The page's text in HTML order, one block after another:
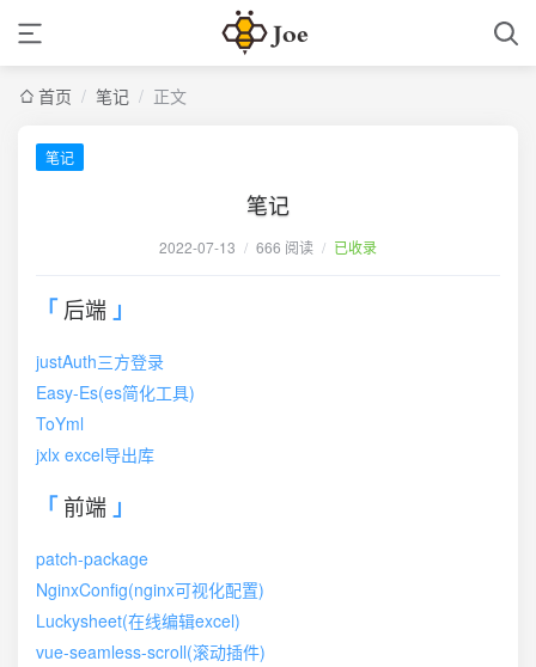
首页 / 笔记 / 正文
笔记
笔记
2022-07-13 / 666 阅读 / 已收录
后端
justAuth三方登录
Easy-Es(es简化工具)
ToYml
jxlx excel导出库
前端
patch-package
NginxConfig(nginx可视化配置)
Luckysheet(在线编辑excel)
vue-seamless-scroll(滚动插件)